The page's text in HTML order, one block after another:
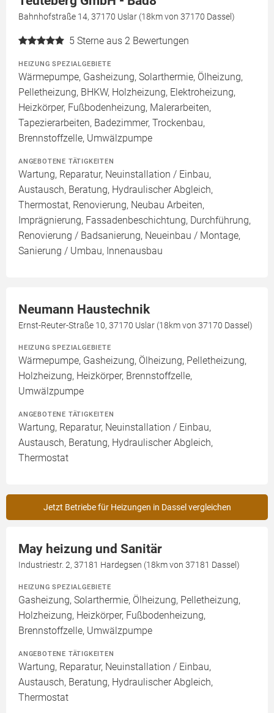
Bahnhofstraße 14, 37170 Uslar (18km von 37170 Dassel)
5 Sterne aus 2 Bewertungen
HEIZUNG SPEZIALGEBIETE
Wärmepumpe, Gasheizung, Solarthermie, Ölheizung,
Pelletheizung, BHKW, Holzheizung, Elektroheizung,
Heizkörper, Fußbodenheizung, Malerarbeiten,
Tapezierarbeiten, Badezimmer, Trockenbau,
Brennstoffzelle, Umwälzpumpe
ANGEBOTENE TÄTIGKEITEN
Wartung, Reparatur, Neuinstallation / Einbau,
Austausch, Beratung, Hydraulischer Abgleich,
Thermostat, Renovierung, Neubau Arbeiten,
Imprägnierung, Fassadenbeschichtung, Durchführung,
Renovierung / Badsanierung, Neueinbau / Montage,
Sanierung / Umbau, Innenausbau
Neumann Haustechnik
Ernst-Reuter-Straße 10, 37170 Uslar (18km von 37170 Dassel)
HEIZUNG SPEZIALGEBIETE
Wärmepumpe, Gasheizung, Ölheizung, Pelletheizung,
Holzheizung, Heizkörper, Brennstoffzelle,
Umwälzpumpe
ANGEBOTENE TÄTIGKEITEN
Wartung, Reparatur, Neuinstallation / Einbau,
Austausch, Beratung, Hydraulischer Abgleich,
Thermostat
Jetzt Betriebe für Heizungen in Dassel vergleichen
May heizung und Sanitär
Industriestr. 2, 37181 Hardegsen (18km von 37181 Dassel)
HEIZUNG SPEZIALGEBIETE
Gasheizung, Solarthermie, Ölheizung, Pelletheizung,
Holzheizung, Heizkörper, Fußbodenheizung,
Brennstoffzelle, Umwälzpumpe
ANGEBOTENE TÄTIGKEITEN
Wartung, Reparatur, Neuinstallation / Einbau,
Austausch, Beratung, Hydraulischer Abgleich,
Thermostat